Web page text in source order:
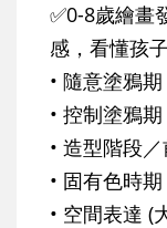
✅0-8歲繪畫
感，看懂孩
• 隨意塗鴉
• 控制塗鴉期
• 造型階段
• 固有色時
• 空間表達 (